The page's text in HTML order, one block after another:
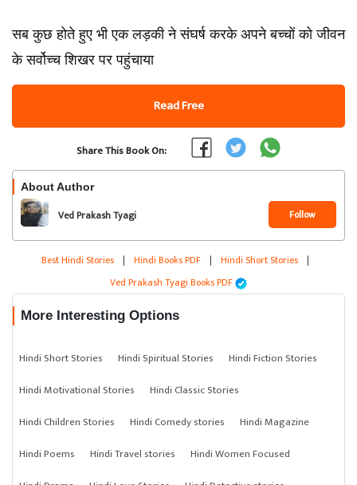
सब कुछ होते हुए भी एक लड़की ने संघर्ष करके अपने बच्चों को जीवन
के सर्वोच्च शिखर पर पहुंचाया
Read Free
Share This Book On:
About Author
Ved Prakash Tyagi Follow
Best Hindi Stories | Hindi Books PDF | Hindi Short Stories |
Ved Prakash Tyagi Books PDF
More Interesting Options
Hindi Short Stories Hindi Spiritual Stories
Hindi Fiction Stories
Hindi Motivational Stories
Hindi Classic Stories
Hindi Children Stories
Hindi Comedy stories
Hindi Magazine
Hindi Poems
Hindi Travel stories
Hindi Women Focused